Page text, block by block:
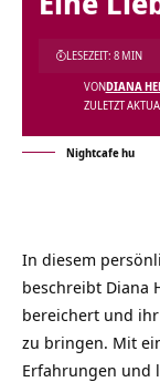
ZULETZT
VONDIANA
LESEZEIT: 8 MIN
Nightcafe hu
In diesem
beschreibt Diana
bereichert und
zu bringen. Mit
Erfahrungen und